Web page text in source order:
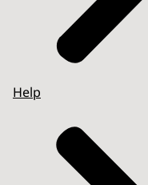
Help